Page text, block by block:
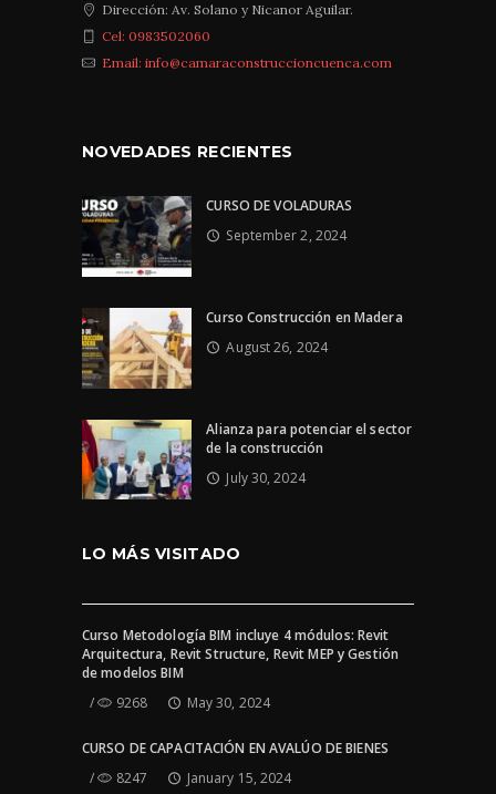
Dirección: Av. Solano y Nicanor Aguilar.
Cel: 0983502060
Email: info@camaraconstruccioncuenca.com
NOVEDADES RECIENTES
CURSO DE VOLADURAS
September 2, 2024
Curso Construcción en Madera
August 26, 2024
Alianza para potenciar el sector
de la construcción
July 30, 2024
LO MÁS VISITADO
Curso Metodología BIM incluye 4 módulos: Revit
Arquitectura, Revit Structure, Revit MEP y Gestión
de modelos BIM
May 30, 2024
9268
CURSO DE CAPACITACIÓN EN AVALÚO DE BIENES
January 15, 2024
8247